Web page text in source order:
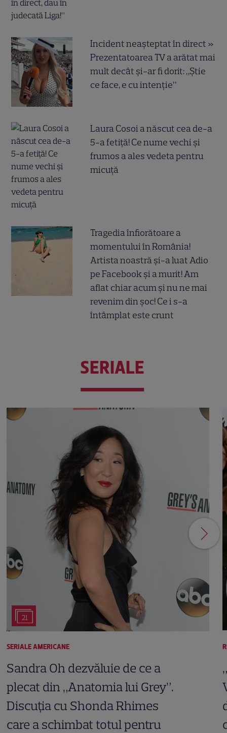
Incident neașteptat în direct »
Prezentatoarea TV a arătat mai
mult decât și-ar fi dorit: „Știe
ce face, e cu intenție”
Laura Cosoi a născut cea de-a
5-a fetiță! Ce nume vechi și
frumos a ales vedeta pentru
micuță
Tragedia înfiorătoare a
momentului în România!
Artista noastră și-a luat Adio
pe Facebook și a murit! Am
aflat chiar acum și nu ne mai
revenim din șoc! Ce i s-a
întâmplat este crunt
SERIALE
21
SERIALE AMERICANE
Sandra Oh dezvăluie de ce a
plecat din „Anatomia lui Grey”.
Discuția cu Shonda Rhimes
care a schimbat totul pentru